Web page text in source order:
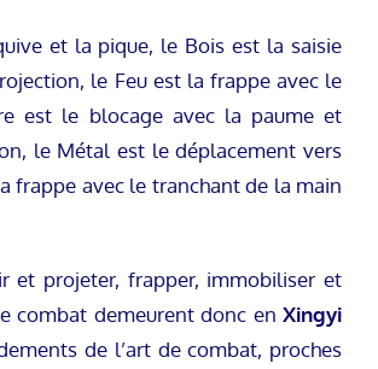
et la pique, le Bois est la saisie
le Feu est la frappe avec le
est le blocage avec la paume et
le Métal est le déplacement vers
frappe avec le tranchant de la main
et projeter, frapper, immobiliser et
combat demeurent donc en Xingyi
de l’art de combat, proches